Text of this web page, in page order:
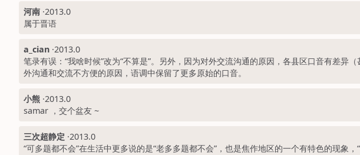
河南 ·2013.0
属于晋语
a_cian ·2013.0
笔录有误：“我啥时候”改为“不算是”。另外，因为对外交流沟通的原因，各县区口音有差
外沟通和交流不方便的原因，语调中保留了更多原始的口音。
小熊 ·2013.0
samar ，交个盆友 ~
三次超静定 ·2013.0
“可多题都不会”在生活中更多说的是“老多多题都不会”，也是焦作地区的一个有特色的现象